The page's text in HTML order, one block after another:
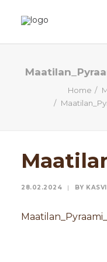
ETUSIVU
TILAUSOHJEET
YHTEYSTIEDOT
Home
28.02.2024 | BY